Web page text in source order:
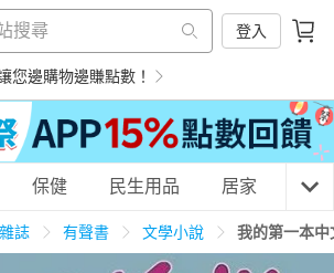
登入
您邊購物邊賺點數！
保健 民生用品 居家 3C
誌 有聲書 文學小說 我的第一本中